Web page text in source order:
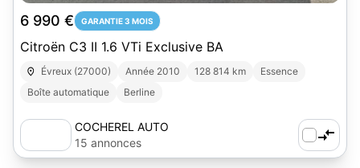
6 990 € GARANTIE 3 MOIS
Citroën C3 II 1.6 VTi Exclusive BA
Évreux (27000) Année 2010 128 814 km
Essence
Boîte automatique
Berline
COCHEREL AUTO
15 annonces